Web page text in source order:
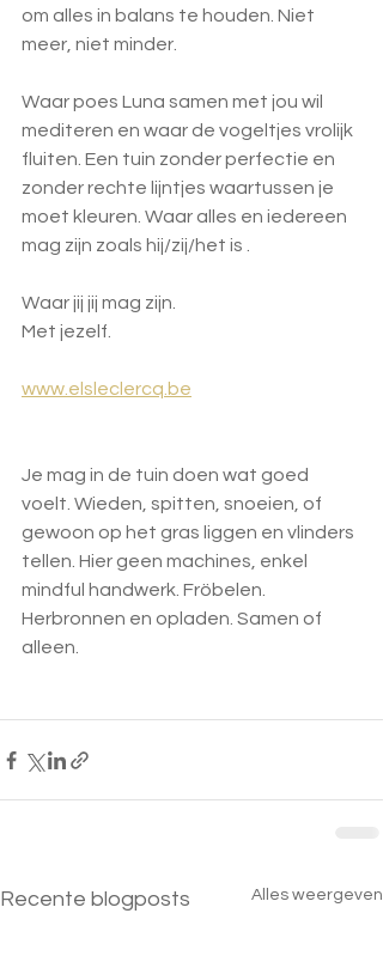
om alles in balans te houden. Niet
meer, niet minder.
Waar poes Luna samen met jou wil
mediteren en waar de vogeltjes vrolijk
fluiten. Een tuin zonder perfectie en
zonder rechte lijntjes waartussen je
moet kleuren. Waar alles en iedereen
mag zijn zoals hij/zij/het is .
Waar jij jij mag zijn.
Met jezelf.
www.elsleclercq.be
Je mag in de tuin doen wat goed
voelt. Wieden, spitten, snoeien, of
gewoon op het gras liggen en vlinders
tellen. Hier geen machines, enkel
mindful handwerk. Fröbelen.
Herbronnen en opladen. Samen of
alleen.
Recente blogposts Alles weergeven